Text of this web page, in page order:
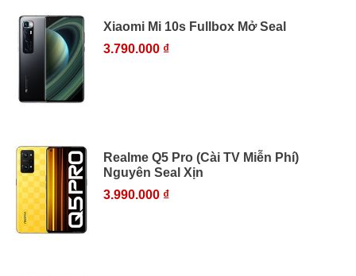
Xiaomi Mi 10s Fullbox Mở Seal
3.790.000 ₫
Realme Q5 Pro (Cài TV Miễn Phí)
Nguyên Seal Xịn
3.990.000 ₫